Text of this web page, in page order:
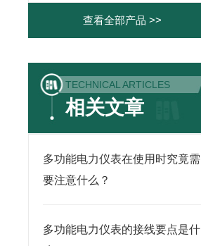
查看全部产品 >>
TECHNICAL ARTICLES
相关文章
多功能电力仪表在使用时究竟需
要注意什么？
多功能电力仪表的接线要点是什